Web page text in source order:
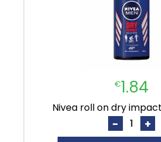
€1.84
nivea roll on dry
- +